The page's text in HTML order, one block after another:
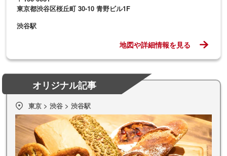
オリジナル記事
東京 > 渋谷 > 渋谷駅